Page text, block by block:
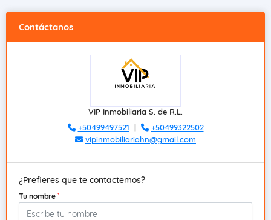
Contáctanos
VIP Inmobiliaria S. de R.L.
+50499497521 |
+50499322502
vipinmobiliariahn@gmail.com
¿Prefieres que te contactemos?
Tu nombre *